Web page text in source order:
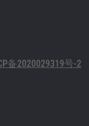
备2020029319号-2